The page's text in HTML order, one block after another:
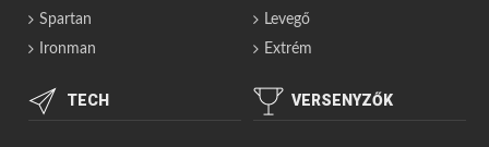
Spartan
Ironman
Levegő
Extrém
TECH VERSENYZŐK